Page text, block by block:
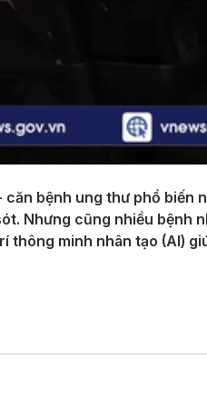
bệnh ung thư phổ biến
Nhưng cũng nhiều bệnh
minh nhân tạo (AI)